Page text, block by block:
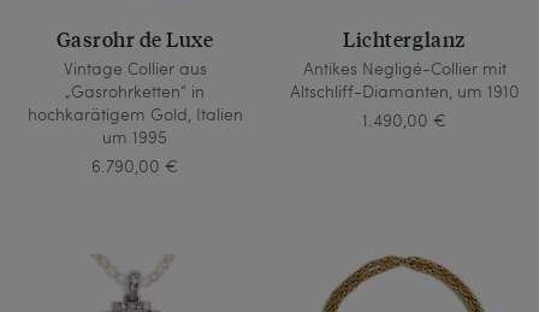
Gasrohr de Luxe
Vintage Collier aus
„Gasrohrketten“ in
hochkarätigem Gold, Italien
um 1995
6.790,00 €
Lichterglanz
Antikes Negligé-Collier mit
Altschliff-Diamanten, um 1910
1.490,00 €